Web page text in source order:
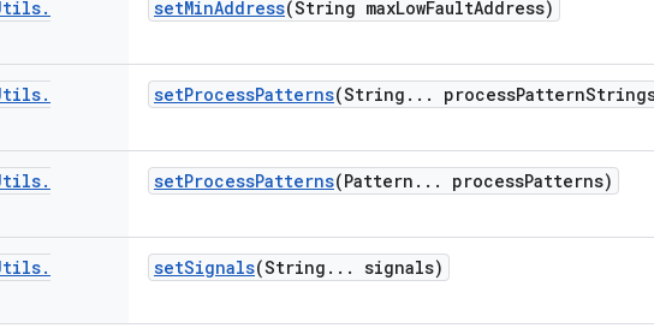
.
setMinAddress(String maxLowFaultAddress)
.
setProcessPatterns(String . . . processPattern
.
setProcessPatterns(Pattern . . . processPatterns)
.
setSignals(String . . . signals)